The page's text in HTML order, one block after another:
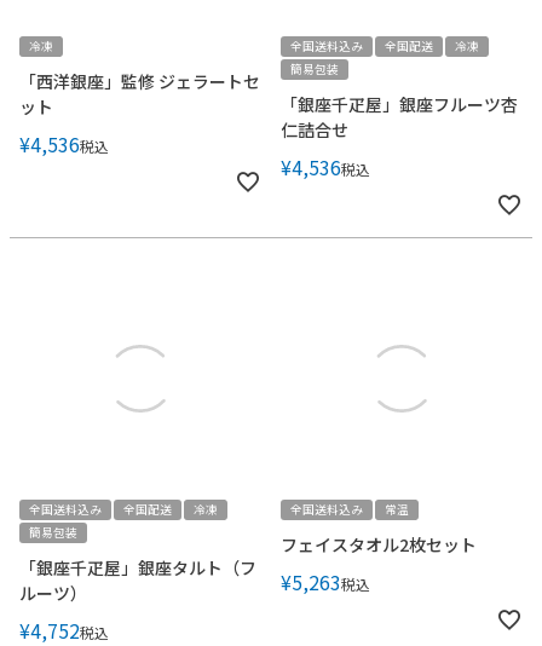
冷凍
「西洋銀座」監修 ジェラートセ
ット
¥4,536税込
全国送料込み 全国配送
冷凍
簡易包装
「銀座千疋屋」銀座フルーツ杏
仁詰合せ
¥4,536税込
全国送料込み 全国配送
冷凍
簡易包装
「銀座千疋屋」銀座タルト（フ
ルーツ）
¥4,752税込
全国送料込み 常温
フェイスタオル2枚セット
¥5,263税込